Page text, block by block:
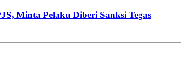
Minta Pelaku Diberi Sanksi Tegas